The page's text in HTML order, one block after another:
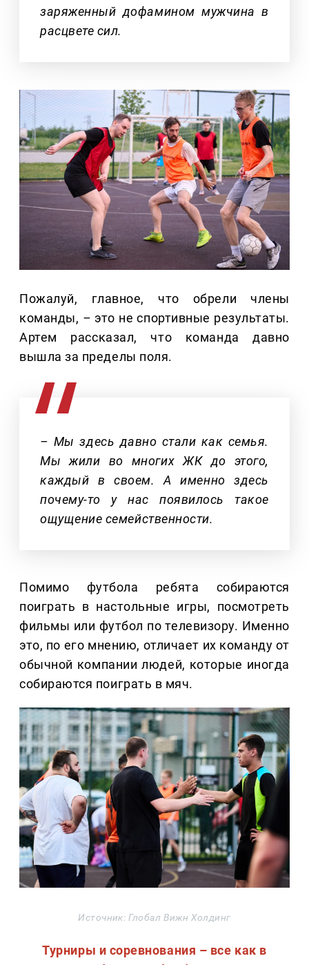
заряженный дофамином мужчина в
расцвете сил.
Пожалуй, главное, что обрели члены
команды, – это не спортивные результаты.
Артем рассказал, что команда давно
вышла за пределы поля.
– Мы здесь давно стали как семья.
Мы жили во многих ЖК до этого,
каждый в своем. А именно здесь
почему-то у нас появилось такое
ощущение семейственности.
Помимо футбола ребята собираются
поиграть в настольные игры, посмотреть
фильмы или футбол по телевизору. Именно
это, по его мнению, отличает их команду от
обычной компании людей, которые иногда
собираются поиграть в мяч.
Источник: Глобал Вижн Холдинг
Турниры и соревнования – все как в